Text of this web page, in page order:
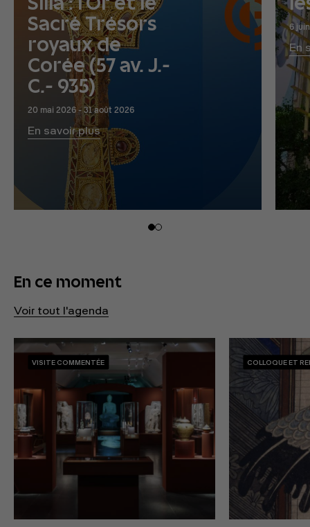
Sacré Trésors
royaux de
Corée (57 av. J.-
C.- 935)
20 mai 2026 - 31 août 2026
En savoir plus
6
En
En ce moment
Voir tout l'agenda
VISITE COMMENTÉE COLLOQUE ET